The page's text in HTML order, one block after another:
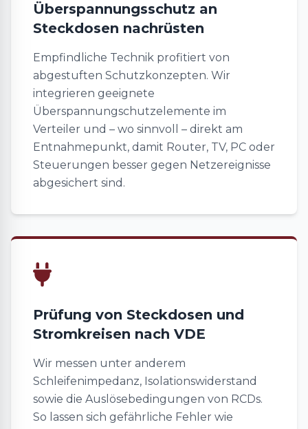
Überspannungsschutz an
Steckdosen nachrüsten
Empfindliche Technik profitiert von
abgestuften Schutzkonzepten. Wir
integrieren geeignete
Überspannungschutzelemente im
Verteiler und – wo sinnvoll – direkt am
Entnahmepunkt, damit Router, TV, PC oder
Steuerungen besser gegen Netzereignisse
abgesichert sind.
Prüfung von Steckdosen und
Stromkreisen nach VDE
Wir messen unter anderem
Schleifenimpedanz, Isolationswiderstand
sowie die Auslösebedingungen von RCDs.
So lassen sich gefährliche Fehler wie